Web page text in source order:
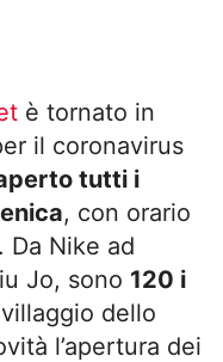
è tornato in
il coronavirus
tutti i
, con orario
. Da Nike ad
Jo, sono 120 i
dello
l’apertura dei